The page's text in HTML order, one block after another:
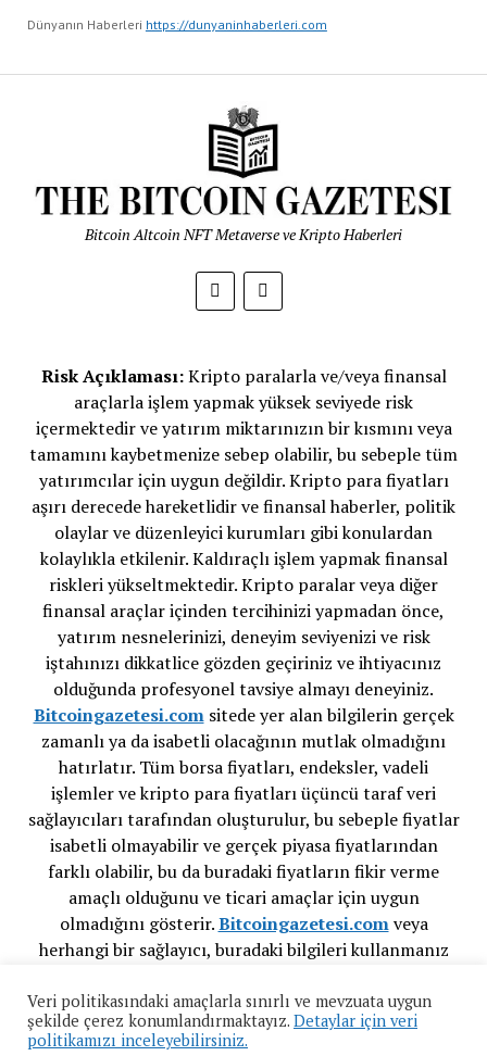
Dünyanın Haberleri https://dunyaninhaberleri.com
Bitcoin Altcoin NFT Metaverse ve Kripto Haberleri
Risk Açıklaması:Kripto paralarla ve/veya finansal
araçlarla işlem yapmak yüksek seviyede risk
içermektedir ve yatırım miktarınızın bir kısmını veya
tamamını kaybetmenize sebep olabilir, bu sebeple tüm
yatırımcılar için uygun değildir. Kripto para fiyatları
aşırı derecede hareketlidir ve finansal haberler, politik
olaylar ve düzenleyici kurumları gibi konulardan
kolaylıkla etkilenir. Kaldıraçlı işlem yapmak finansal
riskleri yükseltmektedir. Kripto paralar veya diğer
finansal araçlar içinden tercihinizi yapmadan önce,
yatırım nesnelerinizi, deneyim seviyenizi ve risk
iştahınızı dikkatlice gözden geçiriniz ve ihtiyacınız
olduğunda profesyonel tavsiye almayı deneyiniz.
Bitcoingazetesi.comsitede yer alan bilgilerin gerçek
zamanlı ya da isabetli olacağının mutlak olmadığını
hatırlatır. Tüm borsa fiyatları, endeksler, vadeli
işlemler ve kripto para fiyatları üçüncü taraf veri
sağlayıcıları tarafından oluşturulur, bu sebeple fiyatlar
isabetli olmayabilir ve gerçek piyasa fiyatlarından
farklı olabilir, bu da buradaki fiyatların fikir verme
amaçlı olduğunu ve ticari amaçlar için uygun
olmadığını gösterir.Bitcoingazetesi.comveya
herhangi bir sağlayıcı, buradaki bilgileri kullanmanız
sorumluluk taşımamaktadır.
Veri politikasındaki amaçlarla sınırlı ve mevzuata uygun
şekilde çerez konumlandırmaktayız. Detaylar için veri
politikamızı inceleyebilirsiniz.